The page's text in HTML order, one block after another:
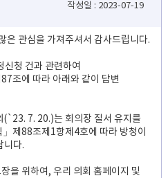
작성일 : 2023-07-19
은 관심을 가져주셔서 감사드립니다.
신청 건과 관련하여
조에 따라 아래와 같이 답변
(`23. 7. 20.)는 회의장 질서 유지를
제88조제1항제4호에 따라 방청이
니다.
을 위하여, 우리 의회 홈페이지 및